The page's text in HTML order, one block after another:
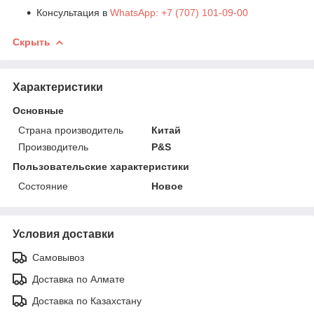
Консультация в WhatsApp: +7 (707) 101-09-00
Скрыть
Характеристики
Основные
Страна производитель
Китай
Производитель
P&S
Пользовательские характеристики
Состояние
Новое
Условия доставки
Самовывоз
Доставка по Алмате
Доставка по Казахстану